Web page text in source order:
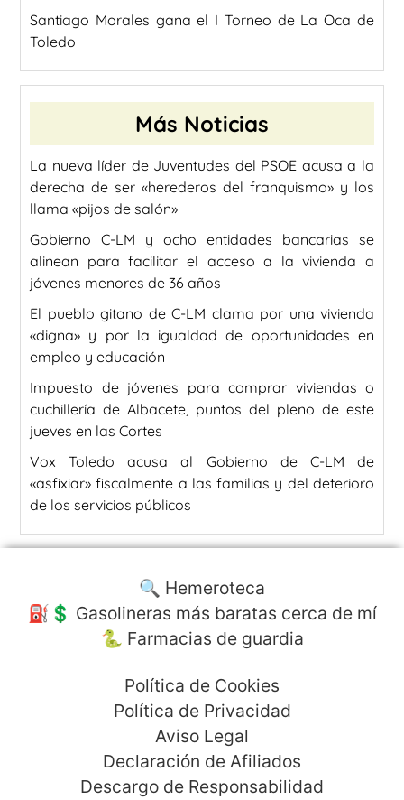
Santiago Morales gana el I Torneo de La Oca de
Toledo
Más Noticias
La nueva líder de Juventudes del PSOE acusa a la
derecha de ser «herederos del franquismo» y los
llama «pijos de salón»
Gobierno C-LM y ocho entidades bancarias se
alinean para facilitar el acceso a la vivienda a
jóvenes menores de 36 años
El pueblo gitano de C-LM clama por una vivienda
«digna» y por la igualdad de oportunidades en
empleo y educación
Impuesto de jóvenes para comprar viviendas o
cuchillería de Albacete, puntos del pleno de este
jueves en las Cortes
Vox Toledo acusa al Gobierno de C-LM de
«asfixiar» fiscalmente a las familias y del deterioro
de los servicios públicos
🔍 Hemeroteca
⛽️💲 Gasolineras más baratas cerca de mí
🐍 Farmacias de guardia
Política de Cookies
Política de Privacidad
Aviso Legal
Declaración de Afiliados
Descargo de Responsabilidad